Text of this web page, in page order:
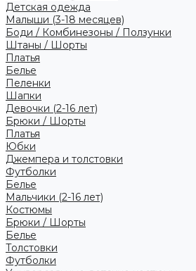
Детская одежда
Малыши (3-18 месяцев)
Боди / Комбинезоны / Ползунки
Штаны / Шорты
Платья
Белье
Пеленки
Шапки
Девочки (2-16 лет)
Брюки / Шорты
Платья
Юбки
Джемпера и толстовки
Футболки
Белье
Мальчики (2-16 лет)
Костюмы
Брюки / Шорты
Белье
Толстовки
Футболки